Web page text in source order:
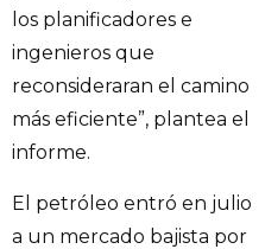
los planificadores e
ingenieros que
reconsideraran el camino
más eficiente”, plantea el
informe.
El petróleo entró en julio
a un mercado bajista por